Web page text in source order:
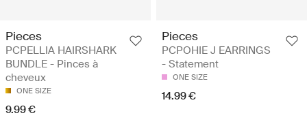
Pieces
PCPELLIA HAIRSHARK
BUNDLE - Pinces à
cheveux
ONE SIZE
9.99 €
Pieces
PCPOHIE J EARRINGS
- Statement
ONE SIZE
14.99 €